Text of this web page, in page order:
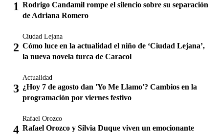
Rodrigo Candamil rompe el silencio sobre su separación
de Adriana Romero
Ciudad Lejana
Cómo luce en la actualidad el niño de ‘Ciudad Lejana’,
la nueva novela turca de Caracol
Actualidad
¿Hoy 7 de agosto dan 'Yo Me Llamo'? Cambios en la
programación por viernes festivo
Rafael Orozco
Rafael Orozco y Silvia Duque viven un emocionante